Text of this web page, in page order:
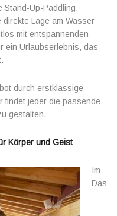
Stand-Up-Paddling,
Lage am Wasser
mit entspannenden
ein Urlaubserlebnis, das
durch erstklassige
findet jeder die passende
gestalten.
Körper und Geist
Im
Das